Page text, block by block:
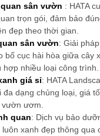
sân vườn : HATA
trọn gói, đảm bảo
đẹp theo thời gian.
sân vườn: Giải
bố cục hài hòa giữa cây
nhiều loại công trình.
giá sỉ: HATA
đa dạng chủng loại, giá
ươm.
quan: Dịch vụ bảo
xanh đẹp thông qua